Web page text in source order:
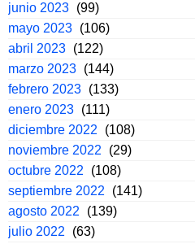
junio 2023 (99)
mayo 2023 (106)
abril 2023 (122)
marzo 2023 (144)
febrero 2023 (133)
enero 2023 (111)
diciembre 2022
(108)
noviembre 2022
(29)
octubre 2022
(108)
septiembre 2022
(141)
agosto 2022
(139)
julio 2022
(63)